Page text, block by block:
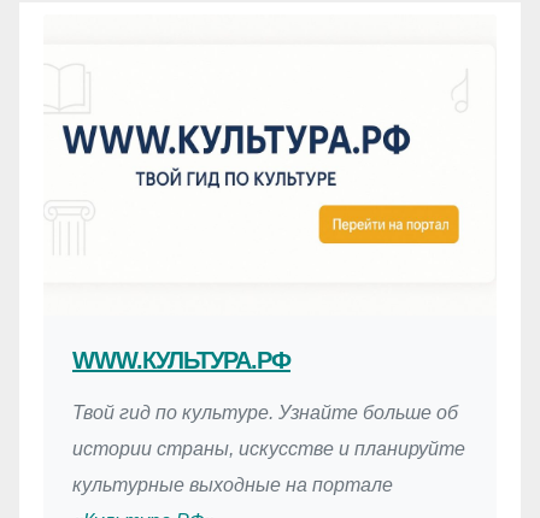
WWW.КУЛЬТУРА.РФ
Твой гид по культуре. Узнайте больше об
истории страны, искусстве и планируйте
культурные выходные на портале